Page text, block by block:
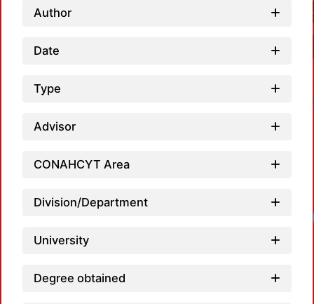
Author
Date
Type
Advisor
CONAHCYT Area
Division/Department
University
Degree obtained